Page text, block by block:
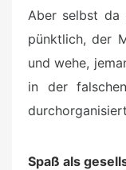
Aber selbst da
pünktlich, der
und wehe,
in der
Spaß als